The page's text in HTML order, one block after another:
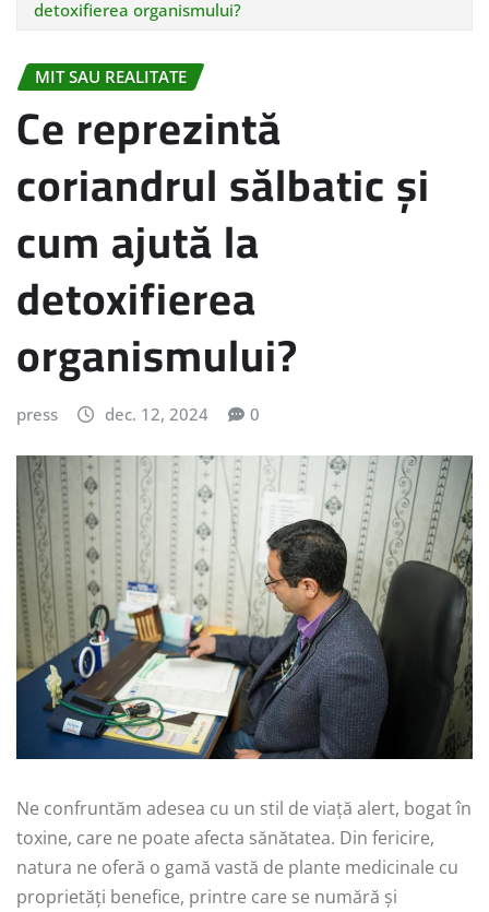
detoxifierea organismului?
MIT SAU REALITATE
Ce reprezintă
coriandrul sălbatic și
cum ajută la
detoxifierea
organismului?
press dec. 12, 2024 0
Ne confruntăm adesea cu un stil de viață alert, bogat în
toxine, care ne poate afecta sănătatea. Din fericire,
natura ne oferă o gamă vastă de plante medicinale cu
proprietăți benefice, printre care se numără și